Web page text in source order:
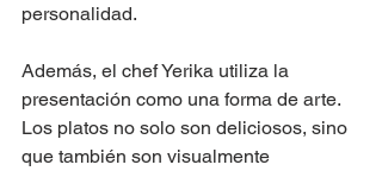
personalidad.
Además, el chef Yerika utiliza la
presentación como una forma de arte.
Los platos no solo son deliciosos, sino
que también son visualmente